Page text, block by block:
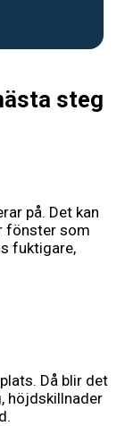
steg
på. Det kan
fönster som
fuktigare,
Då blir det
höjdskillnader